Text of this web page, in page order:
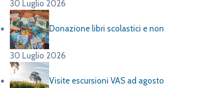
30 Luglio 2026
Donazione libri scolastici e non
30 Luglio 2026
Visite escursioni VAS ad agosto